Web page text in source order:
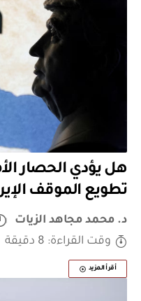
هل يؤدي الحصار
تطويع الموقف
د. محمد مجاهد الزيات
وقت القراءة: 8 دقيقة
أقرأ المزيد